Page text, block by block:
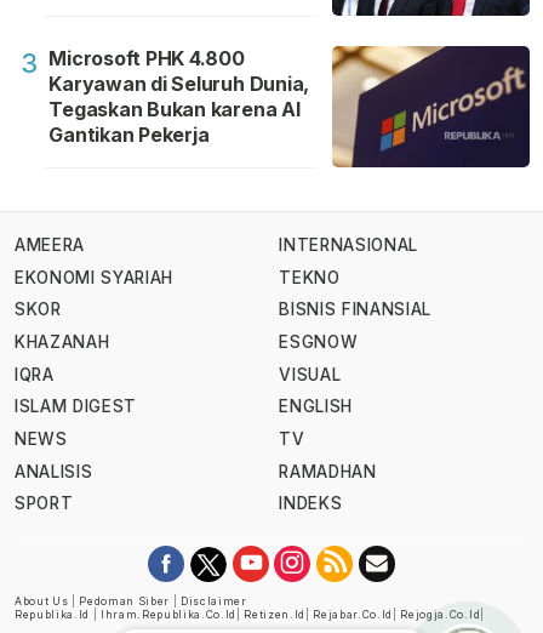
3 Microsoft PHK 4.800
Karyawan di Seluruh Dunia,
Tegaskan Bukan karena AI
Gantikan Pekerja
AMEERA
EKONOMI SYARIAH
SKOR
KHAZANAH
IQRA
ISLAM DIGEST
NEWS
ANALISIS
SPORT
INTERNASIONAL
TEKNO
BISNIS FINANSIAL
ESGNOW
VISUAL
ENGLISH
TV
RAMADHAN
INDEKS
About Us Pedoman Siber
Disclaimer
Republika.id
Ihram.republika.co.id Retizen.id Rejabar.co.id Rejogja.co.id